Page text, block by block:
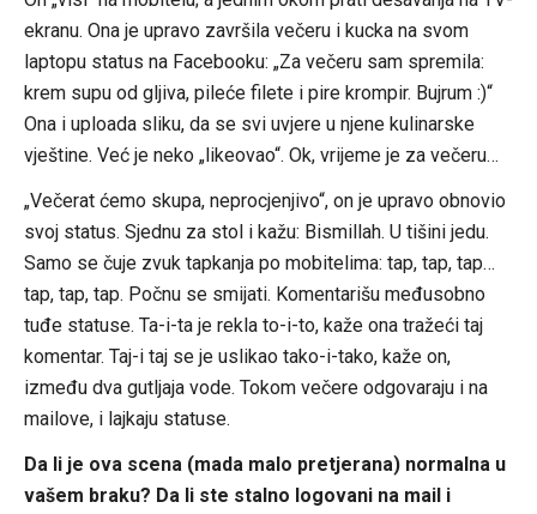
ekranu. Ona je upravo završila večeru i kucka na svom
laptopu status na Facebooku: „Za večeru sam spremila:
krem supu od gljiva, pileće filete i pire krompir. Bujrum :)“
Ona i uploada sliku, da se svi uvjere u njene kulinarske
vještine. Već je neko „likeovao“. Ok, vrijeme je za večeru…
„Večerat ćemo skupa, neprocjenjivo“, on je upravo obnovio
svoj status. Sjednu za stol i kažu: Bismillah. U tišini jedu.
Samo se čuje zvuk tapkanja po mobitelima: tap, tap, tap…
tap, tap, tap. Počnu se smijati. Komentarišu međusobno
tuđe statuse. Ta-i-ta je rekla to-i-to, kaže ona tražeći taj
komentar. Taj-i taj se je uslikao tako-i-tako, kaže on,
između dva gutljaja vode. Tokom večere odgovaraju i na
mailove, i lajkaju statuse.
Da li je ova scena (mada malo pretjerana) normalna u
vašem braku? Da li ste stalno logovani na mail i